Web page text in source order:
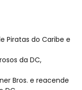
Piratas do Caribe e
da DC,
Bros. e reacende